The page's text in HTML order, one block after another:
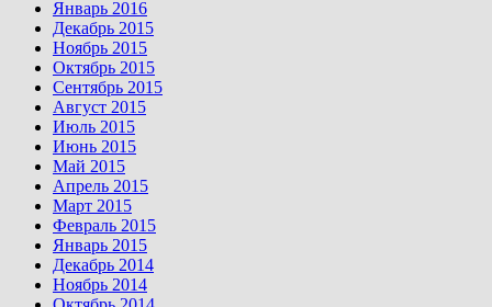
Январь 2016
Декабрь 2015
Ноябрь 2015
Октябрь 2015
Сентябрь 2015
Август 2015
Июль 2015
Июнь 2015
Май 2015
Апрель 2015
Март 2015
Февраль 2015
Январь 2015
Декабрь 2014
Ноябрь 2014